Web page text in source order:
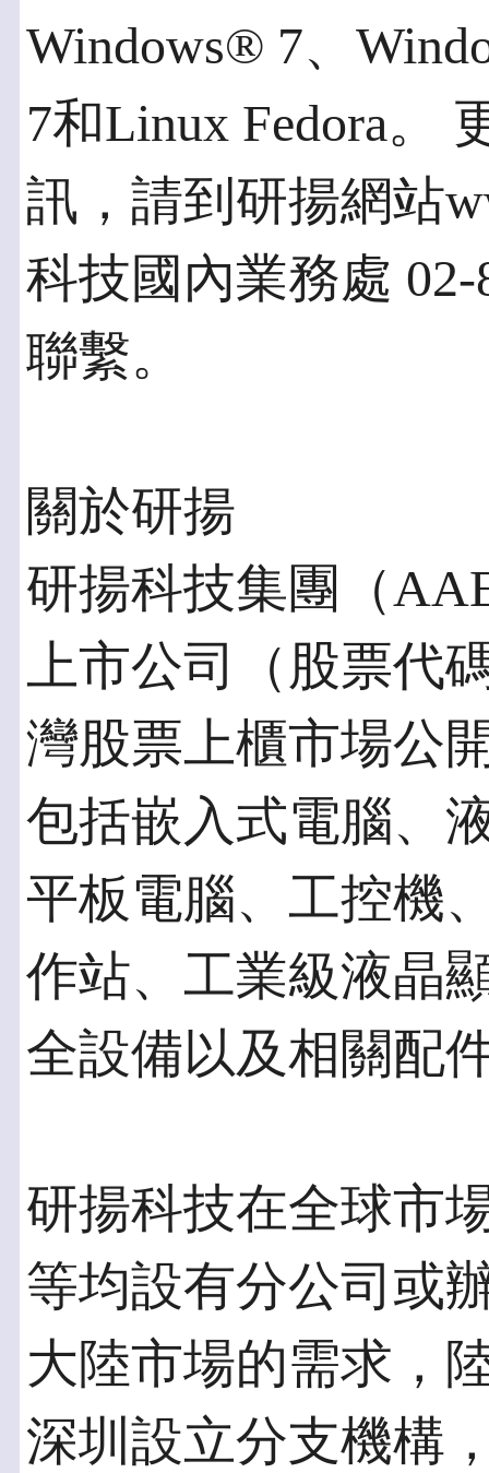
Windows® 7、
7和Linux Fedora。
訊，請到研揚網站
科技國內業務處 02-
聯繫。
關於研揚
研揚科技集團（
上市公司（股票代
灣股票上櫃市場公
包括嵌入式電腦、
平板電腦、工控機
作站、工業級液晶
全設備以及相關配
研揚科技在全球市
等均設有分公司或
大陸市場的需求，
深圳設立分支機構